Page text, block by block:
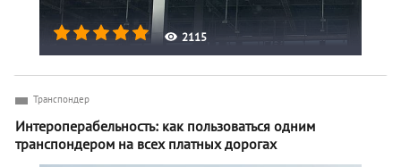
2115
Транспондер
Интероперабельность: как пользоваться одним
транспондером на всех платных дорогах